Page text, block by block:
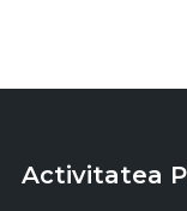
Activitatea